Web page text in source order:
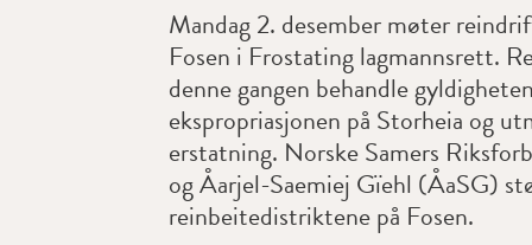
Mandag 2. desember møter
Fosen i Frostating lagmannsrett.
denne gangen behandle
ekspropriasjonen på Storheia og
erstatning. Norske Samers
og Åarjel-Saemiej Gïehl (ÅaSG)
reinbeitedistriktene på Fosen.